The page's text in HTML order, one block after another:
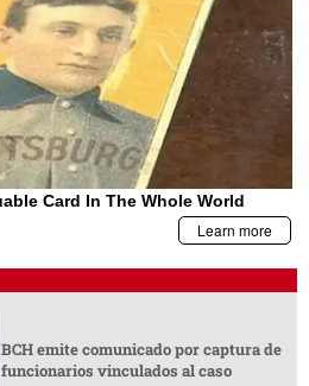
BCH emite comunicado por captura de
funcionarios vinculados al caso